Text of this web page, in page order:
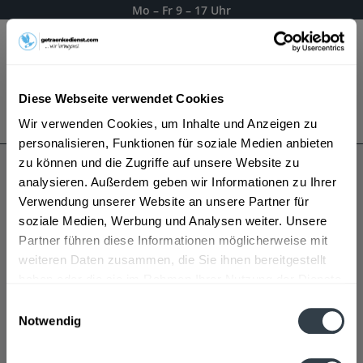
Diese Webseite verwendet Cookies
Wir verwenden Cookies, um Inhalte und Anzeigen zu
personalisieren, Funktionen für soziale Medien anbieten
zu können und die Zugriffe auf unsere Website zu
analysieren. Außerdem geben wir Informationen zu Ihrer
Verwendung unserer Website an unsere Partner für
soziale Medien, Werbung und Analysen weiter. Unsere
Partner führen diese Informationen möglicherweise mit
weiteren Daten zusammen, die Sie ihnen bereitgestellt
Notwendig
Mo – Fr 9 – 17 Uhr
Es gilt unsereDatenschutzerklärung
Intención